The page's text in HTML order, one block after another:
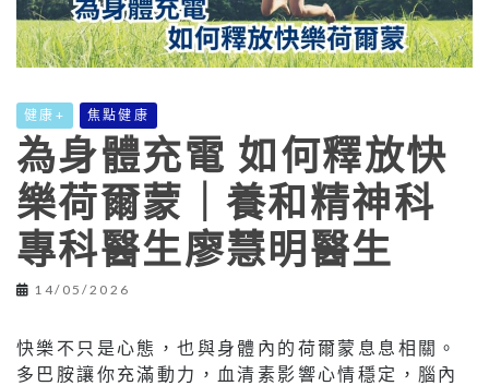
健康+ 焦點健康
為身體充電 如何釋放快
樂荷爾蒙｜養和精神科
專科醫生廖慧明醫生
14/05/2026
快樂不只是心態，也與身體內的荷爾蒙息息相關。
多巴胺讓你充滿動力，血清素影響心情穩定，腦內